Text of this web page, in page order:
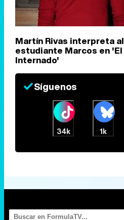
Martín Rivas interpreta al
estudiante Marcos en 'El
Internado'
Síguenos
34k 1k